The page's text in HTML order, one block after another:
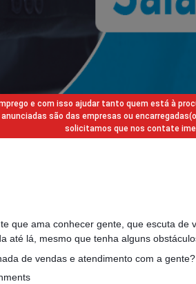
e com isso ajudar tanto quem está à
são das empresas ou
solicitamos que nos contate
que ama conhecer gente, que escuta de
até lá, mesmo que tenha alguns
de vendas e atendimento com a gente?